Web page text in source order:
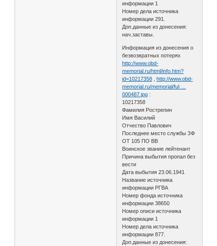
информации 1
Номер дела источника
информации 291.
Доп.данные из донесения:
нач.заставы.
Информация из донесения о
безвозвратных потерях
http://www.obd-
memorial.ru/html/info.htm?
id=10217358 ,http://www.obd-
memorial.ru/memorial/ful …
000487.jpg :
10217358
Фамилия Рострепин
Имя Василий
Отчество Павлович
Последнее место службы ЗФ
ОТ 105 ПО ВВ
Воинское звание лейтенант
Причина выбытия пропал без
вести
Дата выбытия 23.06.1941
Название источника
информации РГВА
Номер фонда источника
информации 38650
Номер описи источника
информации 1
Номер дела источника
информации 877.
Доп.данные из донесения: